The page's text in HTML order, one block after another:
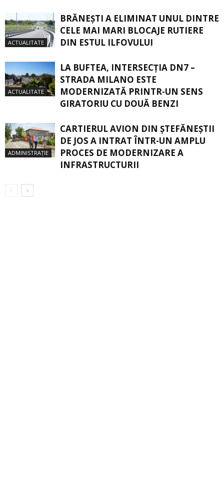
ACTUALITATE
BRĂNEȘTI A ELIMINAT UNUL DINTRE
CELE MAI MARI BLOCAJE RUTIERE
DIN ESTUL ILFOVULUI
ACTUALITATE
LA BUFTEA, INTERSECŢIA DN7 –
STRADA MILANO ESTE
MODERNIZATĂ PRINTR-UN SENS
GIRATORIU CU DOUĂ BENZI
ADMINISTRAȚIE
CARTIERUL AVION DIN ŞTEFĂNEŞTII
DE JOS A INTRAT ÎNTR-UN AMPLU
PROCES DE MODERNIZARE A
INFRASTRUCTURII